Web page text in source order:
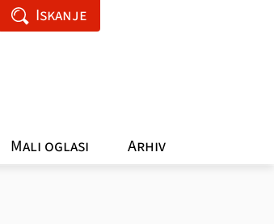
Mali oglasi Arhiv
Iskanje